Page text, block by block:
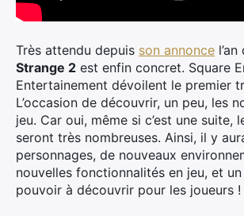
Très attendu depuis son annonce
Strange 2 est enfin concret. Square
Entertainement dévoilent le premier
L’occasion de découvrir, un peu, les
jeu. Car oui, même si c’est une suite,
seront très nombreuses. Ainsi, il y
personnages, de nouveaux
nouvelles fonctionnalités en jeu, et
pouvoir à découvrir pour les joueurs !